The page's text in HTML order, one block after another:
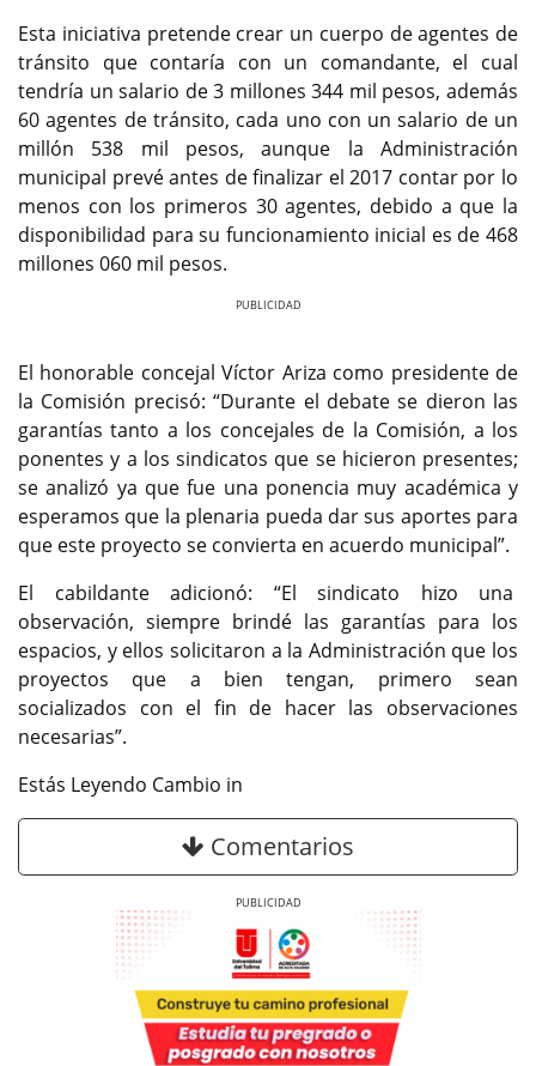
Esta iniciativa pretende crear un cuerpo de agentes de
tránsito que contaría con un comandante, el cual
tendría un salario de 3 millones 344 mil pesos, además
60 agentes de tránsito, cada uno con un salario de un
millón 538 mil pesos, aunque la Administración
municipal prevé antes de finalizar el 2017 contar por lo
menos con los primeros 30 agentes, debido a que la
disponibilidad para su funcionamiento inicial es de 468
millones 060 mil pesos.
El honorable concejal Víctor Ariza como presidente de
la Comisión precisó: “Durante el debate se dieron las
garantías tanto a los concejales de la Comisión, a los
ponentes y a los sindicatos que se hicieron presentes;
se analizó ya que fue una ponencia muy académica y
esperamos que la plenaria pueda dar sus aportes para
que este proyecto se convierta en acuerdo municipal”.
El cabildante adicionó: “El sindicato hizo una
observación, siempre brindé las garantías para los
espacios, y ellos solicitaron a la Administración que los
proyectos que a bien tengan, primero sean
socializados con el fin de hacer las observaciones
necesarias”.
Estás Leyendo Cambio in
Comentarios